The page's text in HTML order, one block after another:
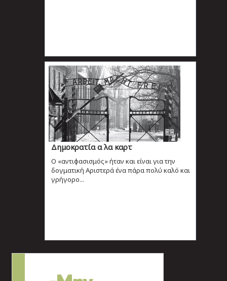
Δημοκρατία α λα καρτ
Ο «αντιφασισμός» ήταν και είναι για την
δογματική Αριστερά ένα πάρα πολύ καλό και
γρήγορο...